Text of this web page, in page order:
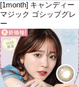
[1month] キャンディー
マジック ゴシップグレ
ー